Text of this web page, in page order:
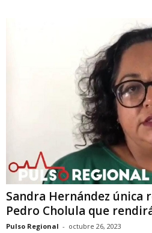
Sandra Hernández única
Pedro Cholula que
Pulso Regional - octubre 26, 2023